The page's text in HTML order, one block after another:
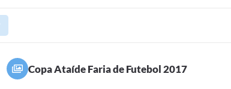
Copa Ataíde Faria de Futebol 2017